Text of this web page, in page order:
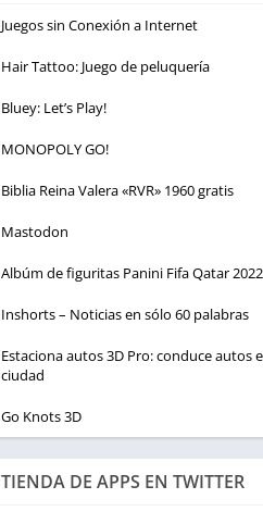
Juegos sin Conexión a Internet
Hair Tattoo: Juego de peluquería
Bluey: Let’s Play!
MONOPOLY GO!
Biblia Reina Valera «RVR» 1960 gratis
Mastodon
Albúm de figuritas Panini Fifa Qatar 2022
Inshorts – Noticias en sólo 60 palabras
Estaciona autos 3D Pro: conduce autos
ciudad
Go Knots 3D
TIENDA DE APPS EN TWITTER